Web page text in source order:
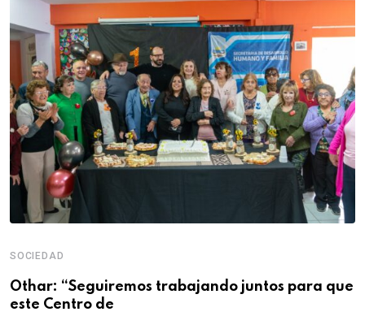
SOCIEDAD
Othar: “Seguiremos trabajando juntos para que
este Centro de